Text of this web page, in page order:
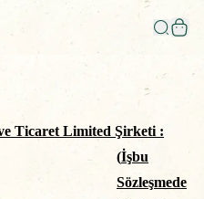
Ticaret Limited Şirketi :
(İşbu
Sözleşmede